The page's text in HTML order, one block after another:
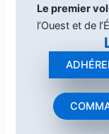
Le premier
l’Ouest et de